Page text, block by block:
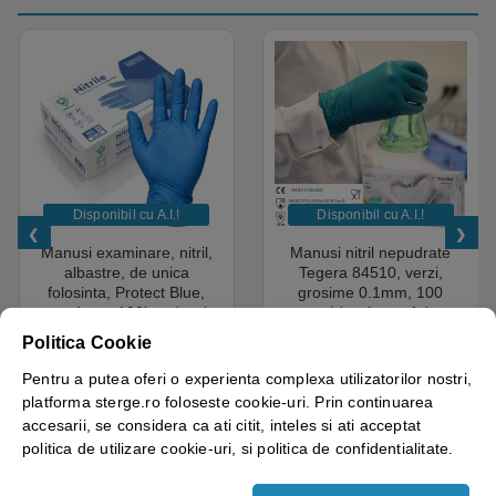
Disponibil cu A.I.​!
Manusi examinare, nitril,
albastre, de unica
folosinta, Protect Blue,
nepudrate, 100buc / cutie
pentru medical, HoReCa,
saloane si domeniul
industrial, calitate premium
18.05lei + TVA
Vezi detalii
Disponibil cu A.I.​!
Manusi nitril nepudrate
Tegera 84510, verzi,
grosime 0.1mm, 100
manusi / cutie, varf deget
43.69lei+ TVA
Vezi detalii
Politica Cookie
Pentru a putea oferi o experienta complexa utilizatorilor nostri,
platforma sterge.ro foloseste cookie-uri. Prin continuarea
accesarii, se considera ca ati citit, inteles si ati acceptat
politica de utilizare cookie-uri, si politica de confidentialitate.